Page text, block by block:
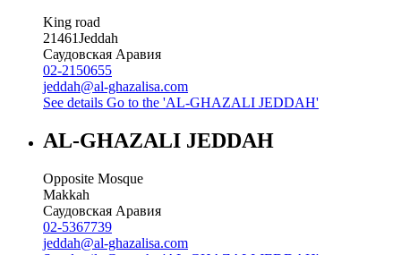
King road
21461Jeddah
Саудовская Аравия
02-2150655
jeddah@al-ghazalisa.com
See details Go to the 'AL-GHAZALI JEDDAH'
AL-GHAZALI JEDDAH
Opposite Mosque
Makkah
Саудовская Аравия
02-5367739
jeddah@al-ghazalisa.com